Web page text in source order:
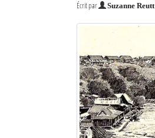
Identifiant oublié ?
Mot de passe oublié ?
Écrit par Suzanne Reutt